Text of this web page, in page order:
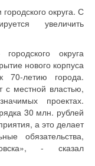
округа. С
увеличить
округа
нового корпуса
70-летию города.
с местной властью,
проектах.
30 млн. рублей
а это делает
обязательства,
- сказал